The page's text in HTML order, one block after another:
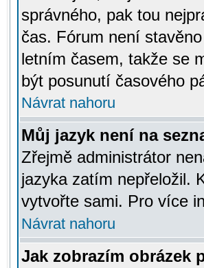
správného, pak tou
čas. Fórum není
letním časem, takže se
být posunutí časového
Návrat nahoru
Můj jazyk není na
Zřejmě administrátor
jazyka zatím nepřeložil.
vytvořte sami. Pro více
Návrat nahoru
Jak zobrazím obrázek